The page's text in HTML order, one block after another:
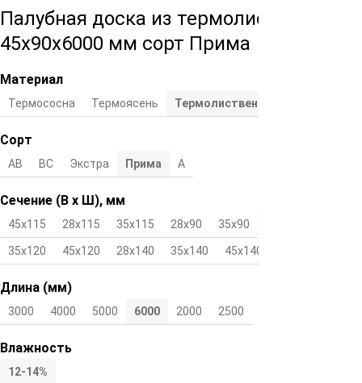
Палубная доска из термолиственницы
45х90х6000 мм сорт Прима
Материал
Термососна Термоясень Термолиственница
Сорт
АВ ВС Экстра Прима А
Сечение (В х Ш), мм
45х115 28х115 35х115 28х90 35х90
35х120 45х120 28х140 35х140 45х140
Длина (мм)
3000 4000 5000 6000 2000 2500
Влажность
12-14%